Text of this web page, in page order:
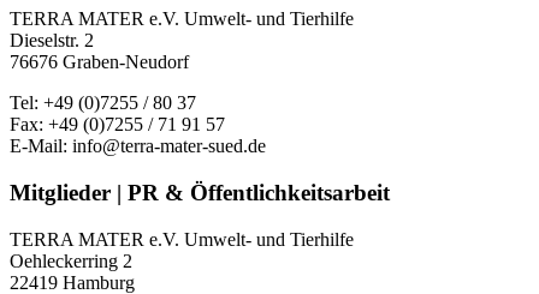
TERRA MATER e.V. Umwelt- und Tierhilfe
Dieselstr. 2
76676 Graben-Neudorf
Tel: +49 (0)7255 / 80 37
Fax: +49 (0)7255 / 71 91 57
E-Mail: info@terra-mater-sued.de
Mitglieder | PR & Öffentlichkeitsarbeit
TERRA MATER e.V. Umwelt- und Tierhilfe
Oehleckerring 2
22419 Hamburg